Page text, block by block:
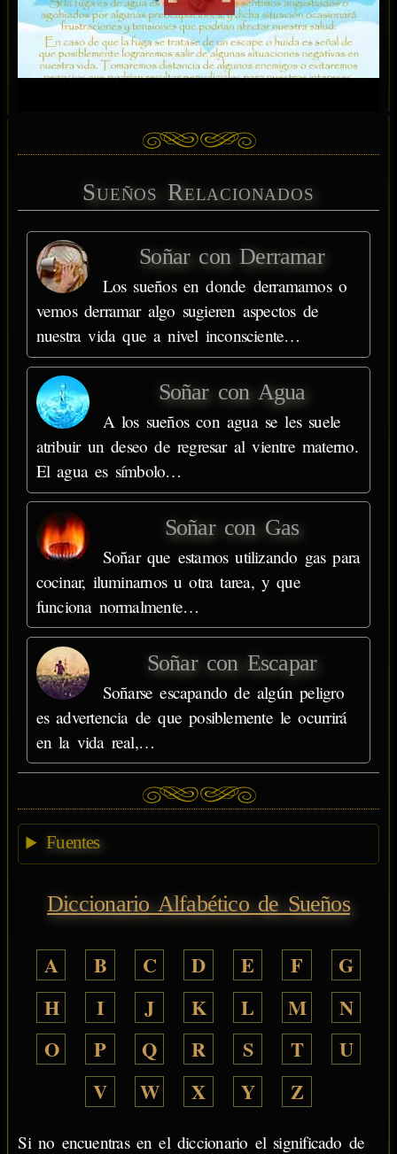
Sueños Relacionados
Soñar con Derramar
Los sueños en donde derramamos o
vemos derramar algo sugieren aspectos de
nuestra vida que a nivel inconsciente…
Soñar con Agua
A los sueños con agua se les suele
atribuir un deseo de regresar al vientre materno.
El agua es símbolo…
Soñar con Gas
Soñar que estamos utilizando gas para
cocinar, iluminarnos u otra tarea, y que
funciona normalmente…
Soñar con Escapar
Soñarse escapando de algún peligro
es advertencia de que posiblemente le ocurrirá
en la vida real,…
Fuentes
Diccionario Alfabético de Sueños
A B C D E F
G
H
I J K L M
N
O
P Q R S T
U
V
W X Y Z
Si no encuentras en el diccionario el significado de